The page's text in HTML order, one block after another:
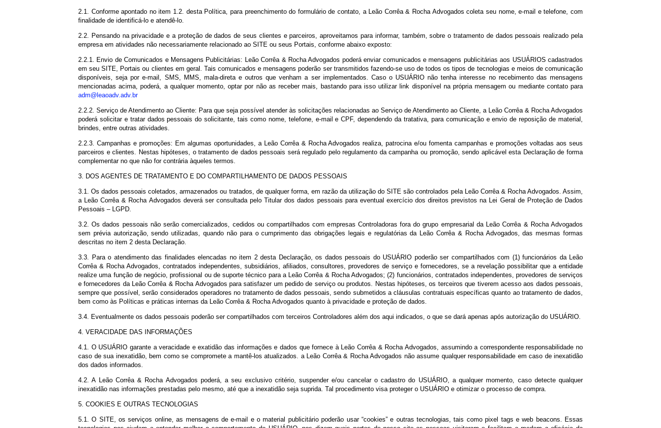
2. DADOS PESSOAIS
2.1. Conforme apontado no item 1.2. desta Política, para preenchimento do formulário de contato, a Leão Corrêa & Rocha Advogados coleta seu nome, e-mail e telefone, com
finalidade de identificá-lo e atendê-lo.
2.2. Pensando na privacidade e a proteção de dados de seus clientes e parceiros, aproveitamos para informar, também, sobre o tratamento de dados pessoais realizado pela
empresa em atividades não necessariamente relacionado ao SITE ou seus Portais, conforme abaixo exposto:
2.2.1. Envio de Comunicados e Mensagens Publicitárias: Leão Corrêa & Rocha Advogados poderá enviar comunicados e mensagens publicitárias aos USUÁRIOS cadastrados
disponíveis, seja por e-mail, SMS, MMS, mala-direta e outros que venham a ser implementados. Caso o USUÁRIO não tenha interesse no recebimento das mensagens
mencionadas acima, poderá, a qualquer momento, optar por não as receber mais, bastando para isso utilizar link disponível na própria mensagem ou mediante contato para
adm@leaoadv.adv.br
2.2.2. Serviço de Atendimento ao Cliente: Para que seja possível atender às solicitações relacionadas ao Serviço de Atendimento ao Cliente, a Leão Corrêa & Rocha Advogados
poderá solicitar e tratar dados pessoais do solicitante, tais como nome, telefone, e-mail e CPF, dependendo da tratativa, para comunicação e envio de reposição de material,
parceiros e clientes. Nestas hipóteses, o tratamento de dados pessoais será regulado pelo regulamento da campanha ou promoção, sendo aplicável esta Declaração de forma
complementar no que não for contrária àqueles termos.
3. DOS AGENTES DE TRATAMENTO E DO COMPARTILHAMENTO DE DADOS PESSOAIS
3.1. Os dados pessoais coletados, armazenados ou tratados, de qualquer forma, em razão da utilização do SITE são controlados pela Leão Corrêa & Rocha Advogados. Assim,
a Leão Corrêa & Rocha Advogados deverá ser consultada pelo Titular dos dados pessoais para eventual exercício dos direitos previstos na Lei Geral de Proteção de Dados
Pessoais – LGPD.
3.2. Os dados pessoais não serão comercializados, cedidos ou compartilhados com empresas Controladoras fora do grupo empresarial da Leão Corrêa & Rocha Advogados
sem prévia autorização, sendo utilizadas, quando não para o cumprimento das obrigações legais e regulatórias da Leão Corrêa & Rocha Advogados, das mesmas formas
descritas no item 2 desta Declaração.
3.3. Para o atendimento das finalidades elencadas no item 2 desta Declaração, os dados pessoais do USUÁRIO poderão ser compartilhados com (1) funcionários da Leão
Corrêa & Rocha Advogados, contratados independentes, subsidiários, afiliados, consultores, provedores de serviço e fornecedores, se a revelação possibilitar que a entidade
realize uma função de negócio, profissional ou de suporte técnico para a Leão Corrêa & Rocha Advogados; (2) funcionários, contratados independentes, provedores de serviços
sempre que possível, serão considerados operadores no tratamento de dados pessoais, sendo submetidos a cláusulas contratuais específicas quanto ao tratamento de dados,
bem como às Políticas e práticas internas da Leão Corrêa & Rocha Advogados quanto à privacidade e proteção de dados.
3.4. Eventualmente os dados pessoais poderão ser compartilhados com terceiros Controladores além dos aqui indicados, o que se dará apenas após autorização do USUÁRIO.
4. VERACIDADE DAS INFORMAÇÕES
caso de sua inexatidão, bem como se compromete a mantê-los atualizados. a Leão Corrêa & Rocha Advogados não assume qualquer responsabilidade em caso de inexatidão